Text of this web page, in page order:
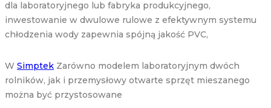
dla laboratoryjnego lub fabryka produkcyjnego,
inwestowanie w dwulowe rulowe z efektywnym systemu
chłodzenia wody zapewnia spójną jakość PVC,
W Simptek Zarówno modelem laboratoryjnym dwóch
rolników, jak i przemysłowy otwarte sprzęt mieszanego
można być przystosowane